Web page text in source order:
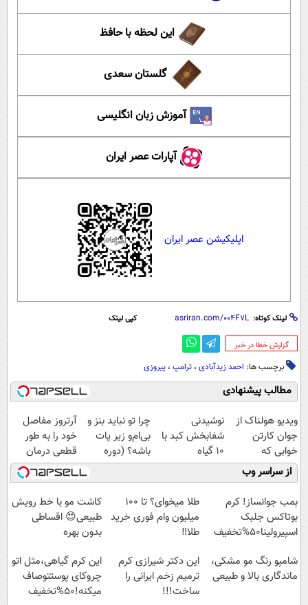
این لحظه با حافظ
گلستان سعدی
آموزش زبان انگلیسی
آپارات عصر ایران
اپلیکیشن عصر ایران
لینک کوتاه: کپی لینک
‌گزارش خطا در خبر
برچسب ها: احمد زیدآبادی ، ترامپ ، پیروزی
مطالب پیشنهادی
ویدیو هولناک از
جوان کارتن
خوابی که
میلیاردر شد.
آموزش رایگان
نوشیدنی
شفابخش کبد با
10 گیاه
موثر(تخفیف تا
امشب)
چرا تو نباید بنز و
بی‌ام‌و زیر پات
باشه؟ (دوره
رایگان درآمد
میلیاردی)
آرتروز مفاصل
خود را به طور
قطعی درمان
کنید!
◗پرسش‌نامه◖
از سراسر وب
بمب جوانساز! کرم
بوتاکس جلبک
اسپیرولینا50%تخفیف
طلا میخوای؟ تا 100
میلیون وام فوری خرید
طلا‼️
کاشت مو با خط رویش
طبیعی😍 اقساطی
بدون بهره
شامپو رنگ مو مشکی،
ماندگاری بالا و طبیعی
این دکتر شیرازی کرم
ترمیم زخم ایرانی را
ساخت!!!
این کرم گیاهی،مثل اتو
چروکای پوستتوصاف
میکنه!50%تخفیف